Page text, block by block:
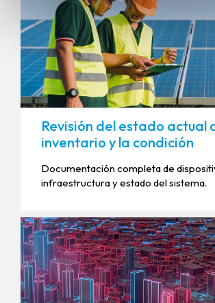
Revisión del estado actual
inventario y la condición
Documentación completa de
infraestructura y estado del sistema.